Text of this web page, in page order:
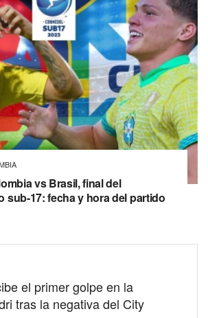
vs Brasil, final del
sub-17: fecha y hora del partido
el primer golpe en la
tras la negativa del City